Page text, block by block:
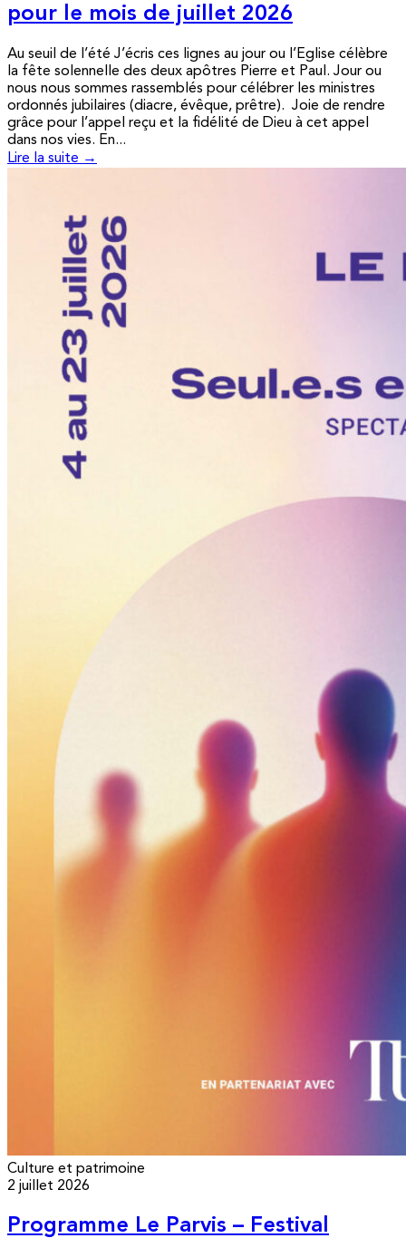
pour le mois de juillet 2026
Au seuil de l’été J’écris ces lignes au jour ou l’Eglise célèbre
la fête solennelle des deux apôtres Pierre et Paul. Jour ou
nous nous sommes rassemblés pour célébrer les ministres
ordonnés jubilaires (diacre, évêque, prêtre). Joie de rendre
grâce pour l’appel reçu et la fidélité de Dieu à cet appel
dans nos vies. En...
Lire la suite →
Culture et patrimoine
2 juillet 2026
Programme Le Parvis – Festival